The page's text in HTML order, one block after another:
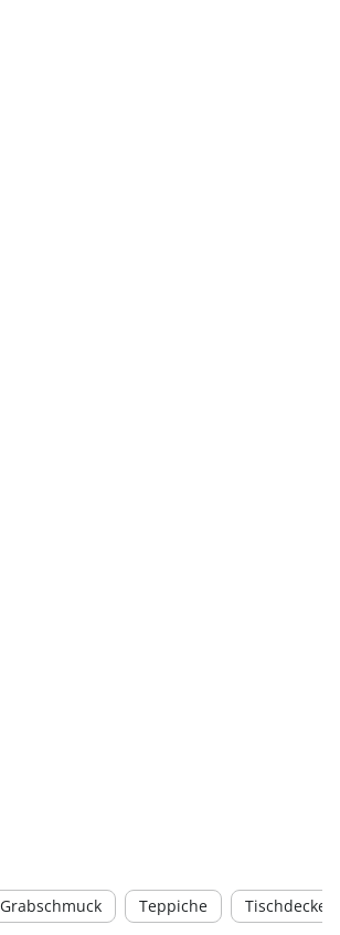
Grabschmuck Teppiche Tischdecken